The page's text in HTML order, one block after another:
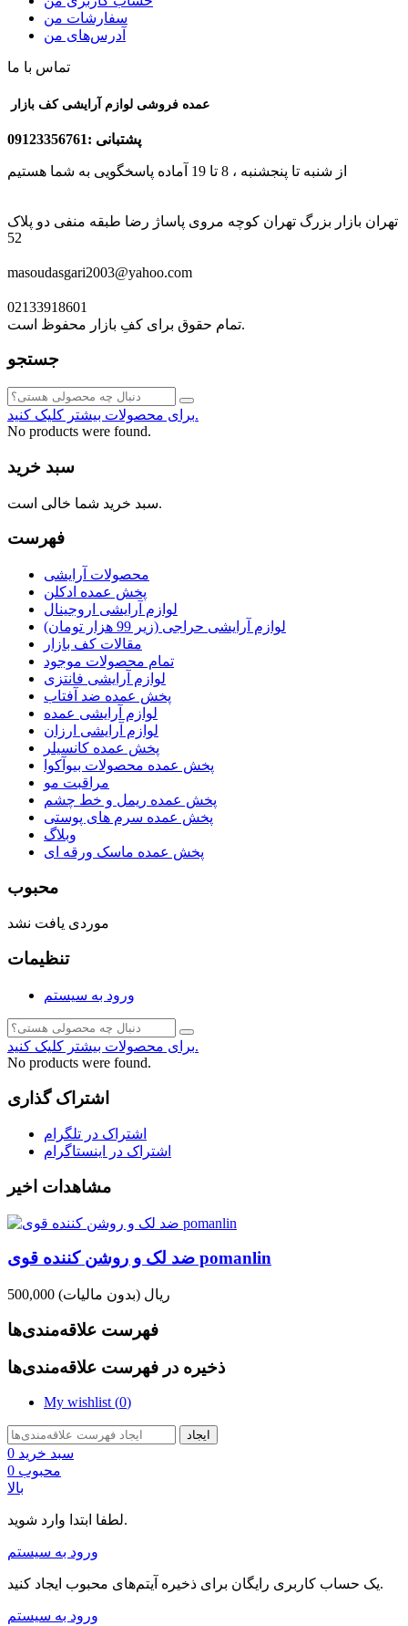
سفارشات من
آدرس‌های من
تماس با ما
پشتبانی :09123356761
از شنبه تا پنجشنبه ، 8 تا 19 آماده پاسخگویی به شما هستیم
تهران بازار بزرگ تهران کوچه مروی پاساژ رضا طبقه منفی دو پلاک
52
masoudasgari2003@yahoo.com
02133918601
تمام حقوق برای کفِ بازار محفوظ است.
جستجو
برای محصولات بیشتر کلیک کنید.
No products were found.
سبد خرید
سبد خرید شما خالی است.
فهرست
محصولات آرایشی
پخش عمده ادکلن
لوازم آرایشی اروجینال
لوازم آرایشی حراجی (زیر 99 هزار تومان)
مقالات کف بازار
تمام محصولات موجود
لوازم آرایشی فانتزی
پخش عمده ضد آفتاب
لوازم آرایشی عمده
لوازم آرایشی ارزان
پخش عمده کانسیلر
پخش عمده محصولات بیوآکوا
مراقبت مو
پخش عمده ریمل و خط چشم
پخش عمده سرم های پوستی
وبلاگ
پخش عمده ماسک ورقه ای
محبوب
موردی یافت نشد
تنظیمات
ورود به سیستم
برای محصولات بیشتر کلیک کنید.
No products were found.
اشتراک گذاری
اشتراک در تلگرام
اشتراک در اینستاگرام
مشاهدات اخیر
ضد لک و روشن کننده قوی pomanlin
500,000 ریال (بدون مالیات)
فهرست علاقه‌مندی‌ها
ذخیره در فهرست علاقه‌مندی‌ها
My wishlist (0)
ایجاد
سبد خرید 0
محبوب 0
بالا
لطفا ابتدا وارد شوید.
ورود به سیستم
یک حساب کاربری رایگان برای ذخیره آیتم‌های محبوب ایجاد کنید.
ورود به سیستم